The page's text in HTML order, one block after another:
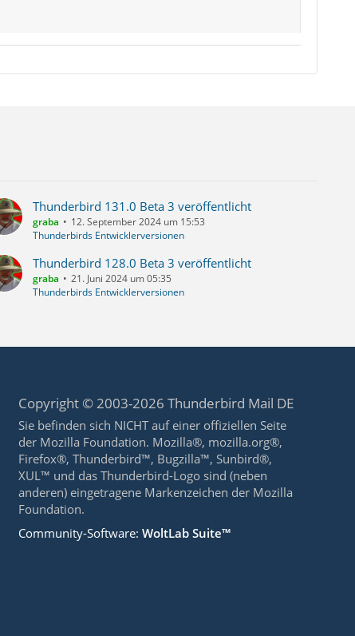
Thunderbird 131.0 Beta 3 veröffentlicht
graba
12. September 2024 um 15:53
Thunderbirds Entwicklerversionen
Thunderbird 128.0 Beta 3 veröffentlicht
graba
21. Juni 2024 um 05:35
Thunderbirds Entwicklerversionen
Copyright © 2003-2026 Thunderbird Mail DE
Sie befinden sich NICHT auf einer offiziellen Seite
der Mozilla Foundation. Mozilla®, mozilla.org®,
Firefox®, Thunderbird™, Bugzilla™, Sunbird®,
XUL™ und das Thunderbird-Logo sind (neben
anderen) eingetragene Markenzeichen der Mozilla
Foundation.
Community-Software:WoltLab Suite™